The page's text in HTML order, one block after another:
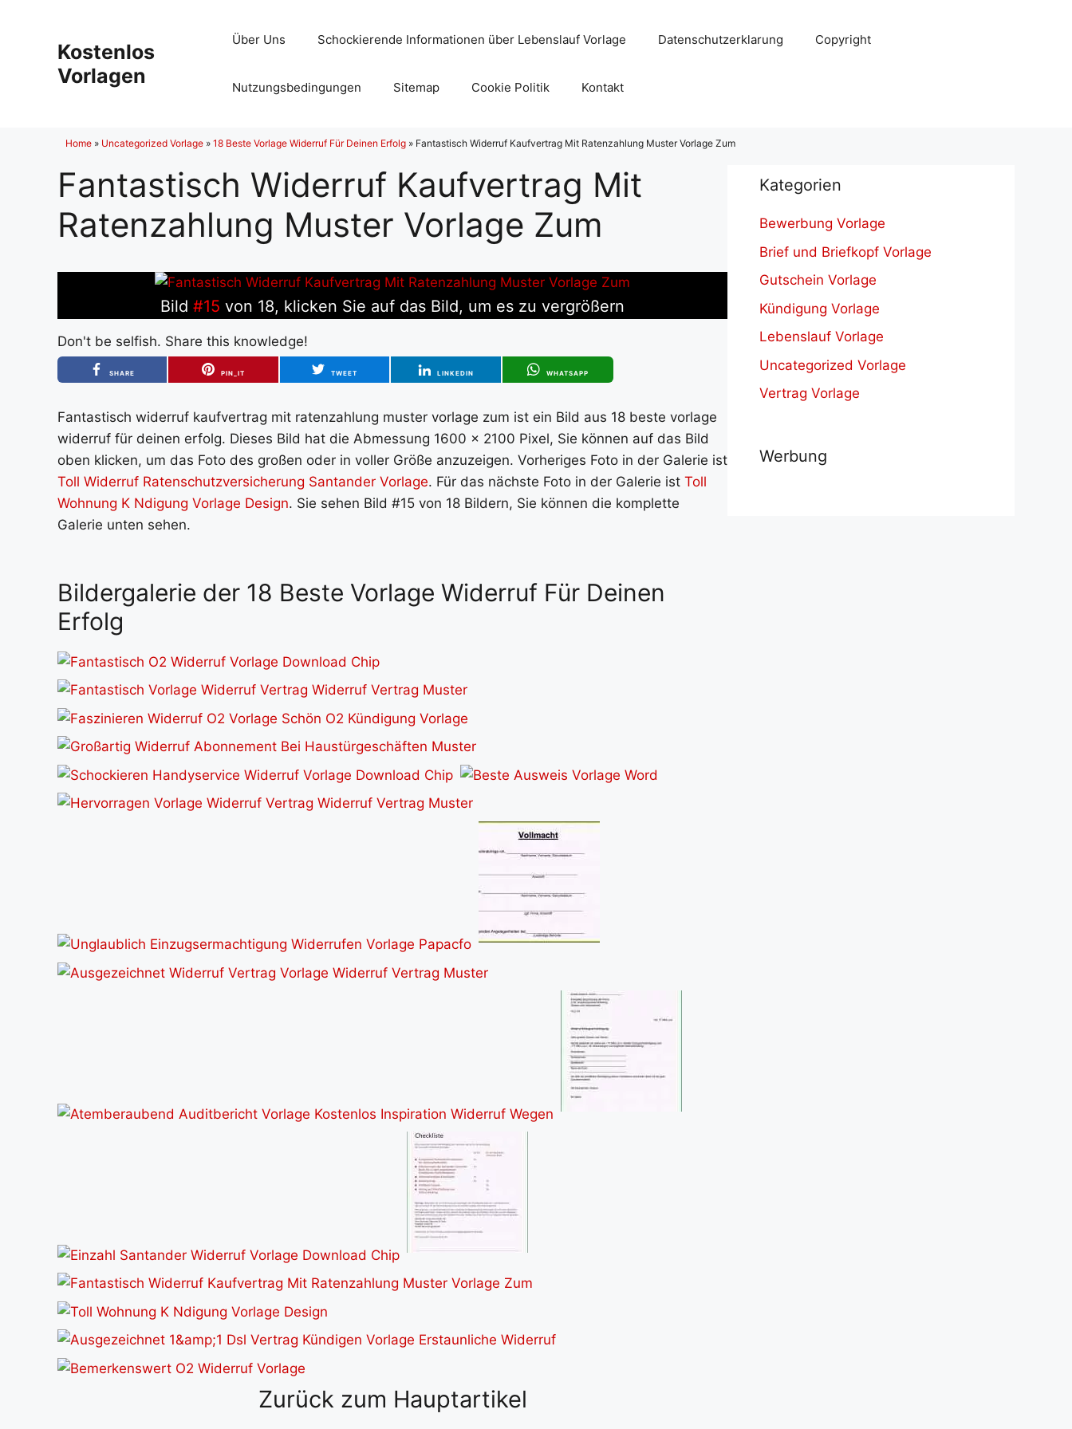
Kostenlos
Vorlagen
Über Uns Schockierende Informationen über Lebenslauf Vorlage Datenschutzerklarung Copyright
Nutzungsbedingungen Sitemap Cookie Politik Kontakt
Home » Uncategorized Vorlage » 18 Beste Vorlage Widerruf Für Deinen Erfolg » Fantastisch Widerruf Kaufvertrag Mit Ratenzahlung Muster Vorlage Zum
Fantastisch Widerruf Kaufvertrag Mit
Ratenzahlung Muster Vorlage Zum
Bild #15 von 18, klicken Sie auf das Bild, um es zu vergrößern
Don't be selfish. Share this knowledge!
SHARE PIN_IT TWEET LINKEDIN WHATSAPP
Fantastisch widerruf kaufvertrag mit ratenzahlung muster vorlage zum ist ein Bild aus 18 beste vorlage
widerruf für deinen erfolg. Dieses Bild hat die Abmessung 1600 x 2100 Pixel, Sie können auf das Bild
oben klicken, um das Foto des großen oder in voller Größe anzuzeigen. Vorheriges Foto in der Galerie ist
Toll Widerruf Ratenschutzversicherung Santander Vorlage. Für das nächste Foto in der Galerie ist Toll
Wohnung K Ndigung Vorlage Design. Sie sehen Bild #15 von 18 Bildern, Sie können die komplette
Galerie unten sehen.
Bildergalerie der 18 Beste Vorlage Widerruf Für Deinen
Erfolg
Zurück zum Hauptartikel
Kategorien
Bewerbung Vorlage
Brief und Briefkopf Vorlage
Gutschein Vorlage
Kündigung Vorlage
Lebenslauf Vorlage
Uncategorized Vorlage
Vertrag Vorlage
Werbung